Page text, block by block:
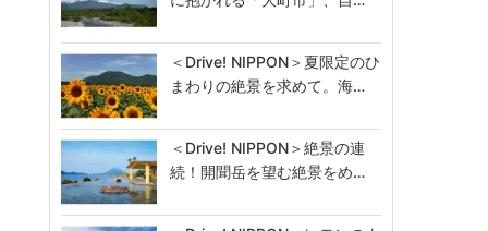
＜Drive! NIPPON＞夏限定のひ
まわりの絶景を求めて。海…
＜Drive! NIPPON＞絶景の連
続！開聞岳を望む絶景をめ…